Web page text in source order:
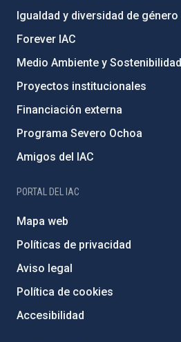
Igualdad y diversidad de género
Forever IAC
Medio Ambiente y Sostenibilidad
Proyectos institucionales
Financiación externa
Programa Severo Ochoa
Amigos del IAC
PORTAL DEL IAC
Mapa web
Políticas de privacidad
Aviso legal
Política de cookies
Accesibilidad